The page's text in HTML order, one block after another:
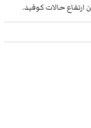
حالات كوفيد.